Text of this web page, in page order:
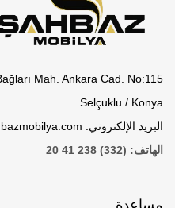
Mah. Ankara Cad. No:115,
Selçuklu / Konya
البريد الإلكتروني: info@sahbazmobilya.com
الهاتف: (332) 238 41 20
مساعدة